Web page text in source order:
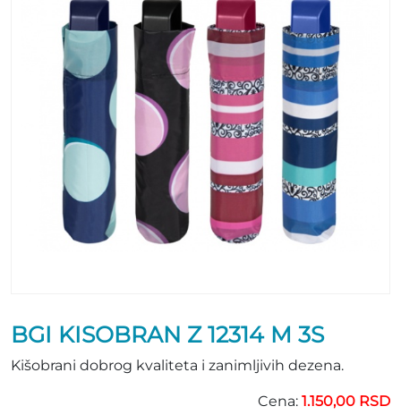
BGI KISOBRAN Z 12314 M 3S
Kišobrani dobrog kvaliteta i zanimljivih dezena.
Cena: 1.150,00 RSD